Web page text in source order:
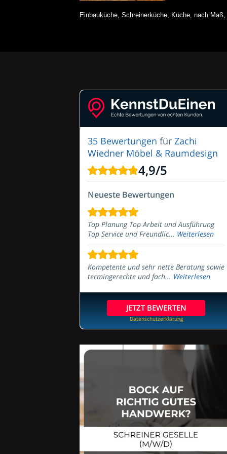
Einbauküche, Schreinerküche, Küche, nach
35 Bewertungen für Zachi
Wiedner Möbel & Raumdesign
4,9/5
Neueste Bewertungen
Top Planung Top Arbeit und Ausführung
Top Service und Freundlic... Weiterlesen
Kompetente und sehr nette Beratung sowie
termingerechte und fach... Weiterlesen
JETZT BEWERTEN
Datenschutzerklärung